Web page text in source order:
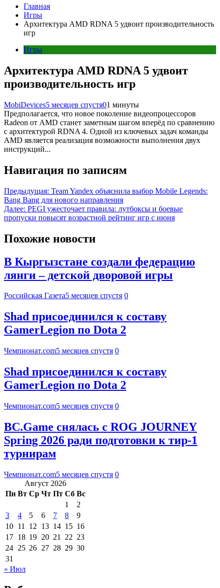
Главная
Игры
Архитектура AMD RDNA 5 удвоит производительность
игр
Игры
Архитектура AMD RDNA 5 удвоит
производительность игр
MobiDevices5 месяцев спустя01 минуты
Предполагается, что новое поколение видеопроцессоров
Radeon от AMD станет заметным шагом вперёд по сравнению
с архитектурой RDNA 4. Одной из ключевых задач команды
AMD является реализация возможности выполнения двух
инструкций...
Навигация по записям
Предыдущая: Team Yandex объяснила выбор Mobile Legends:
Bang Bang для нового направления
Далее: PEGI ужесточает правила: лутбоксы и боевые
пропуски повысят возрастной рейтинг игр с июня
Похожие новости
В Кыргызстане создали федерацию
лянги – детской дворовой игры
Российская Газета5 месяцев спустя 0
Shad присоединился к составу
GamerLegion по Dota 2
Чемпионат.com5 месяцев спустя 0
Shad присоединился к составу
GamerLegion по Dota 2
Чемпионат.com5 месяцев спустя 0
BC.Game снялась с ROG JOURNEY
Spring 2026 ради подготовки к тир-1
турнирам
Чемпионат.com5 месяцев спустя 0
Август 2026
Пн Вт Ср Чт Пт Сб Вс
1
2
3
4 5 6 7 8
9
10 11 12 13 14 15 16
17 18 19 20 21 22 23
24 25 26 27 28 29 30
31
« Июл